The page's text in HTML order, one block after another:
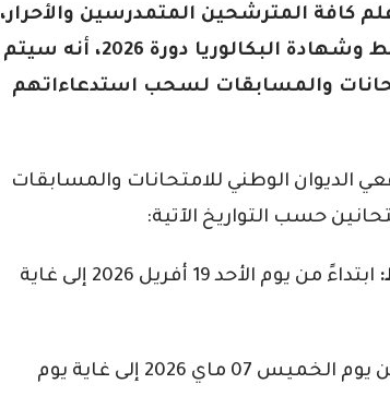
كافة المترشحين المتمدرسين والأحرار،
لامتحاني شهادة التعليم المتوسط وشهادة البكالوريا دورة 2026، أنه سيتم
والمسابقات لسحب استدعاءاتهم
الديوان الوطني للامتحانات والمسابقات
حسب التواريخ الآتية:
ابتداءً من يوم الأحد 19 أفريل 2026 إلى غاية
ابتداءً من يوم الخميس 07 ماي 2026 إلى غاية يوم